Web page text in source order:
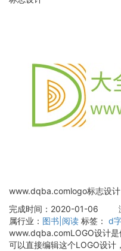
www.dqba.comlogo标志设计
完成时间：2020-01-06
属行业： 图书|阅读 标签： d
www.dqba.comLOGO设计是
可以直接编辑这个LOGO设计